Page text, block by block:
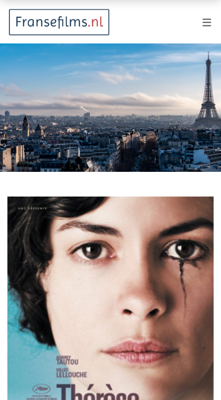
Animatie
Documentaire
Drama
Fantasy
Horror
Kostuumdrama
Misdaad
Musical
Oorlogsfilm
Romantische komedie
Thriller